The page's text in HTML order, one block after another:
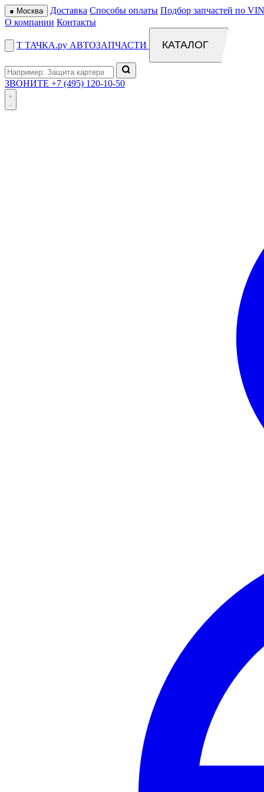
● Москва Доставка Способы оплаты Подбор запчастей по
О компании Контакты
Т ТАЧКА.ру АВТОЗАПЧАСТИ КАТАЛОГ
ЗВОНИТЕ +7 (495) 120-10-50